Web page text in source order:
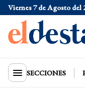
Viernes 7 de Agosto del
Dólar
SECCIONES